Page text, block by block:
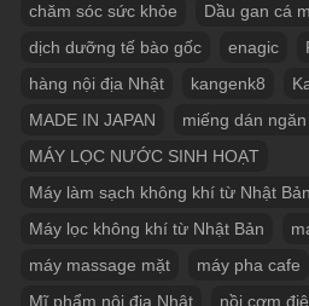
chăm sóc sức khỏe
Dầu gan cá
dịch dưỡng tế bào gốc
enagic
hàng nội địa Nhật
kangenk8
MADE IN JAPAN
miếng dán
MÁY LỌC NƯỚC SINH HOẠT
Máy làm sạch không khí từ Nhật Bản
Máy lọc không khí từ Nhật Bản
máy massage mặt
máy pha cafe
Mĩ phẩm nội địa Nhật
nồi cơm